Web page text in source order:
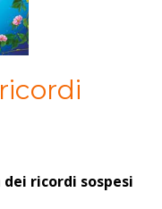
ricordi sospesi